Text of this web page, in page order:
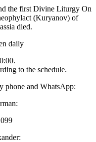
the first Divine Liturgy On
(Kuryanov) of
died.
daily
to the schedule.
phone and WhatsApp: